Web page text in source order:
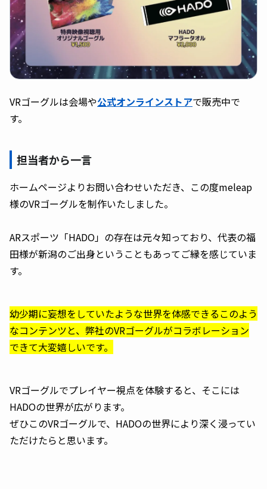
VRゴーグルは会場や公式オンラインストアで販売中で
す。
担当者から一言
ホームページよりお問い合わせいただき、この度meleap
様のVRゴーグルを制作いたしました。
ARスポーツ「HADO」の存在は元々知っており、代表の福
田様が新潟のご出身ということもあってご縁を感じていま
す。
幼少期に妄想をしていたような世界を体感できるこのよう
なコンテンツと、弊社のVRゴーグルがコラボレーション
できて大変嬉しいです。
VRゴーグルでプレイヤー視点を体験すると、そこには
HADOの世界が広がります。
ぜひこのVRゴーグルで、HADOの世界により深く浸ってい
ただけたらと思います。